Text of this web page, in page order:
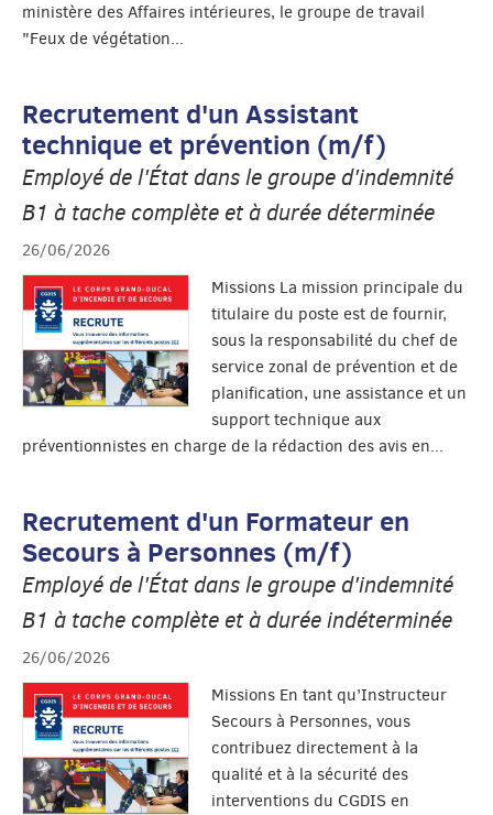
ministère des Affaires intérieures, le groupe de travail
"Feux de végétation...
Recrutement d'un Assistant
technique et prévention (m/f)
Employé de l'État dans le groupe d'indemnité
B1 à tache complète et à durée déterminée
26/06/2026
Missions La mission principale du
titulaire du poste est de fournir,
sous la responsabilité du chef de
service zonal de prévention et de
planification, une assistance et un
support technique aux
préventionnistes en charge de la rédaction des avis en...
Recrutement d'un Formateur en
Secours à Personnes (m/f)
Employé de l'État dans le groupe d'indemnité
B1 à tache complète et à durée indéterminée
26/06/2026
Missions En tant qu’Instructeur
Secours à Personnes, vous
contribuez directement à la
qualité et à la sécurité des
interventions du CGDIS en